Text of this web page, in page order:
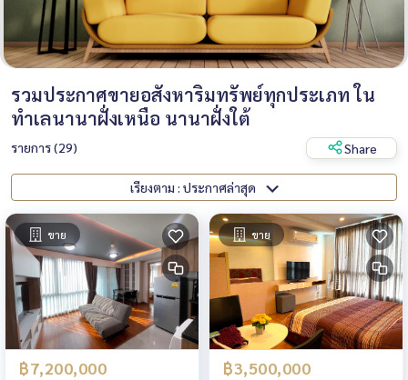
รวมประกาศขายอสังหาริมทรัพย์ทุกประเภท ใน
ทำเลนานาฝั่งเหนือ นานาฝั่งใต้
รายการ (29) Share
เรียงตาม : ประกาศล่าสุด
ขาย
฿7,200,000
ขาย
฿3,500,000